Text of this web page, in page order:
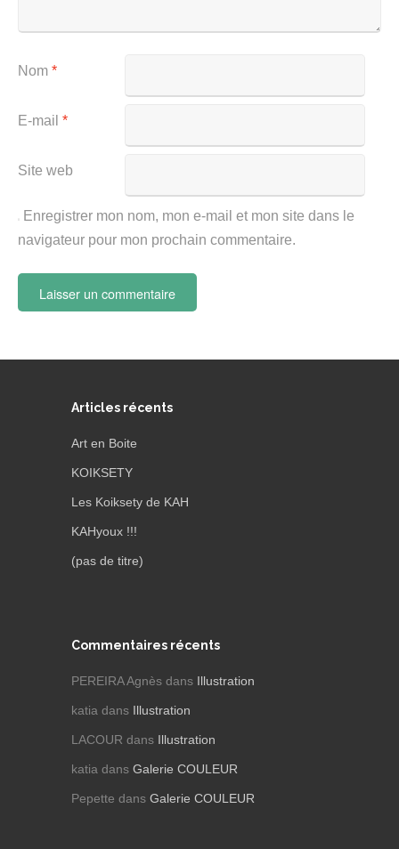
Nom *
E-mail *
Site web
Enregistrer mon nom, mon e-mail et mon site dans le
navigateur pour mon prochain commentaire.
Articles récents
Art en Boite
KOIKSETY
Les Koiksety de KAH
KAHyoux !!!
(pas de titre)
Commentaires récents
PEREIRA Agnès dans Illustration
katia dans Illustration
LACOUR dans Illustration
katia dans Galerie COULEUR
Pepette dans Galerie COULEUR